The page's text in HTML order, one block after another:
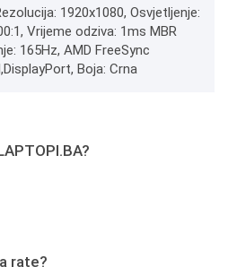
1920x1080, Osvjetljenje:
Vrijeme odziva: 1ms MBR
165Hz, AMD FreeSync
Boja: Crna
rate?